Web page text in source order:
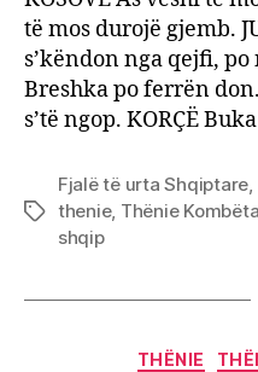
të mos durojë gjemb.
s’këndon nga qejfi, po
Breshka po ferrën
s’të ngop. KORÇË
Tags
Fjalë të urta Shqiptare,
thenie, Thënie
shqip
THËNIE